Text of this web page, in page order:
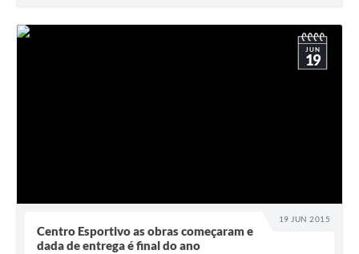
19 JUN 2015
JUN
19
Centro Esportivo as obras começaram e
dada de entrega é final do ano